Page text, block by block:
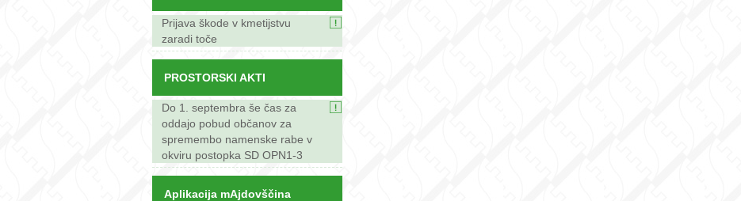
Prijava škode v kmetijstvu
zaradi toče
PROSTORSKI AKTI
Do 1. septembra še čas za
oddajo pobud občanov za
spremembo namenske rabe v
okviru postopka SD OPN1-3
Aplikacija mAjdovščina